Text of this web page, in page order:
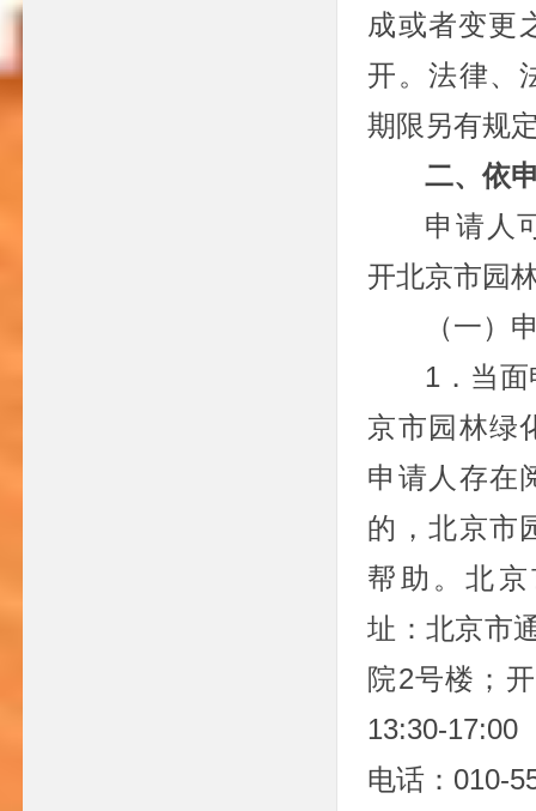
成或者变更
开。法律、
期限另有规
二、依
申请人
开北京市园
（一）
1．当
京市园林绿
申请人存在
的，北京市
帮助。北
址：北京市
院2号楼；
13:30-17:00
电话：010-